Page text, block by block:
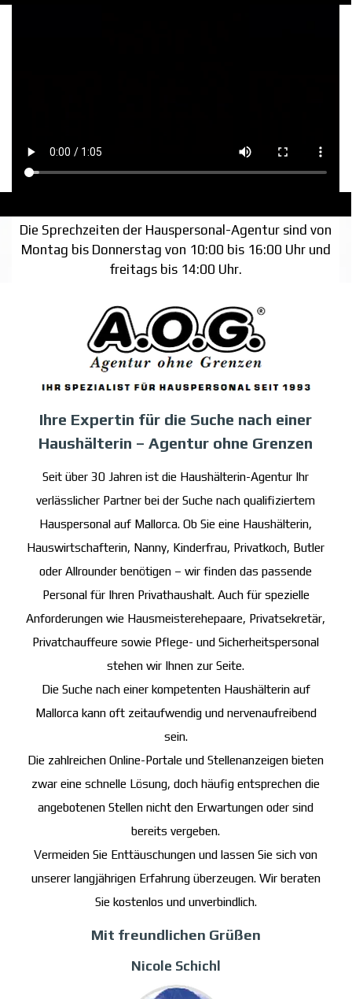
Die Sprechzeiten der Hauspersonal-Agentur sind von
Montag bis Donnerstag von 10:00 bis 16:00 Uhr und
freitags bis 14:00 Uhr.
Ihre Expertin für die Suche nach einer
Haushälterin – Agentur ohne Grenzen
Seit über 30 Jahren ist die Haushälterin-Agentur Ihr
verlässlicher Partner bei der Suche nach qualifiziertem
Hauspersonal auf Mallorca. Ob Sie eine Haushälterin,
Hauswirtschafterin, Nanny, Kinderfrau, Privatkoch, Butler
oder Allrounder benötigen – wir finden das passende
Personal für Ihren Privathaushalt. Auch für spezielle
Anforderungen wie Hausmeisterehepaare, Privatsekretär,
Privatchauffeure sowie Pflege- und Sicherheitspersonal
stehen wir Ihnen zur Seite.
Die Suche nach einer kompetenten Haushälterin auf
Mallorca kann oft zeitaufwendig und nervenaufreibend
sein.
Die zahlreichen Online-Portale und Stellenanzeigen bieten
zwar eine schnelle Lösung, doch häufig entsprechen die
angebotenen Stellen nicht den Erwartungen oder sind
bereits vergeben.
Vermeiden Sie Enttäuschungen und lassen Sie sich von
unserer langjährigen Erfahrung überzeugen. Wir beraten
Sie kostenlos und unverbindlich.
Mit freundlichen Grüßen
Nicole Schichl